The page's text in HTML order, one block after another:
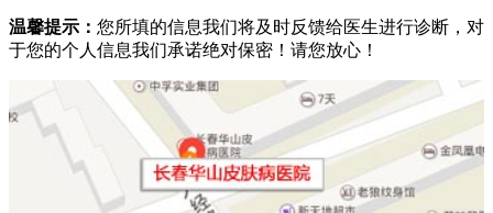
温馨提示： 您所填的信息我们将及时反馈给医生进行诊断，对
于您的个人信息我们承诺绝对保密！请您放心！